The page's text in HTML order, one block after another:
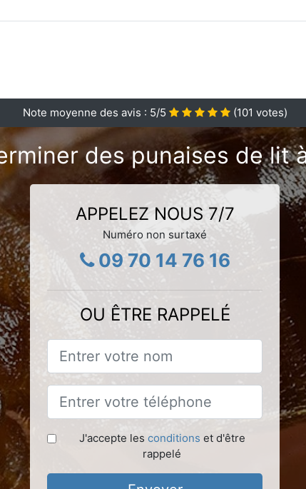
Note moyenne des avis : 5/5 (101 votes)
des punaises de lit
APPELEZ NOUS 7/7
Numéro non surtaxé
09 70 14 76 16
OU ÊTRE RAPPELÉ
J'accepte les conditions et d'être
rappelé